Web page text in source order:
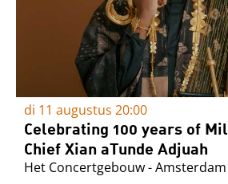
di 11 augustus 20:00
Celebrating 100 years of
Chief Xian aTunde Adjuah
Het Concertgebouw - Amsterdam